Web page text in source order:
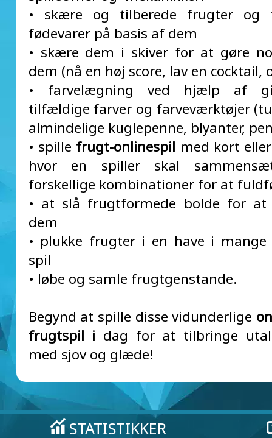
• skære og tilberede frugter og
fødevarer på basis af dem
• skære dem i skiver for at gøre
dem (nå en høj score, lav en cocktail,
• farvelægning ved hjælp af
tilfældige farver og farveværktøjer
almindelige kuglepenne, blyanter,
• spille frugt-onlinespil med kort
hvor en spiller skal
forskellige kombinationer for at
• at slå frugtformede bolde for at
dem
• plukke frugter i en have i mange
spil
• løbe og samle frugtgenstande.
Begynd at spille disse vidunderlige
frugtspil i dag for at tilbringe
med sjov og glæde!